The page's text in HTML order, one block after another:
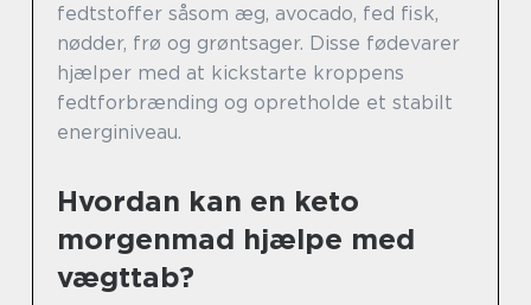
fedtstoffer såsom æg, avocado, fed fisk,
nødder, frø og grøntsager. Disse fødevarer
hjælper med at kickstarte kroppens
fedtforbrænding og opretholde et stabilt
energiniveau.
Hvordan kan en keto
morgenmad hjælpe med
vægttab?